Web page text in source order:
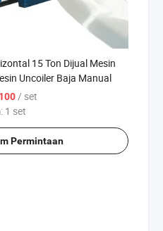
15 Ton Dijual Mesin
Uncoiler Baja Manual
/ set
1 set
Permintaan